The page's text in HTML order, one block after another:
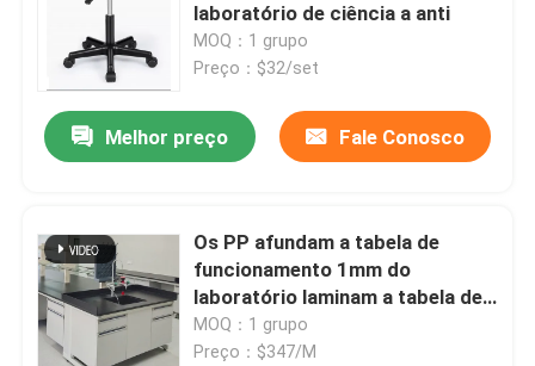
laboratório de ciência a anti
MOQ：1 grupo
Preço：$32/set
Melhor preço Fale Conosco
Os PP afundam a tabela de
funcionamento 1mm do
laboratório laminam a tabela de
aço 300kg do laboratório de
química
MOQ：1 grupo
Preço：$347/M